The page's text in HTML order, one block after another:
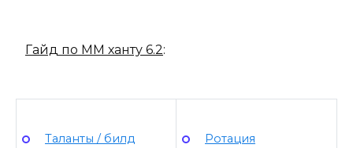
Гайд по ММ ханту 6.2:
Таланты / билд
Ротация